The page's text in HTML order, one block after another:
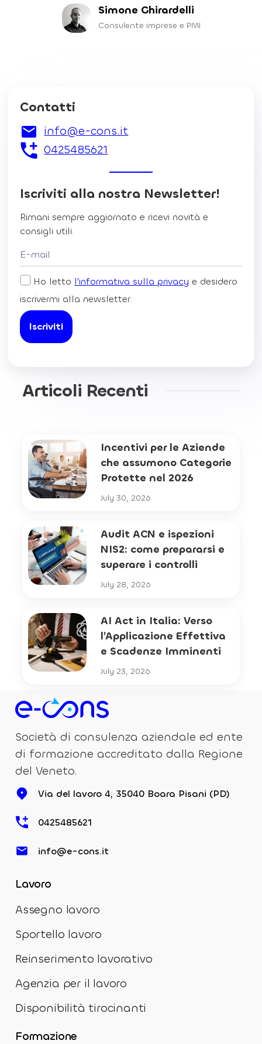
Simone Ghirardelli
Consulente imprese e PMI
Contatti
info@e-cons.it
0425485621
Iscriviti alla nostra Newsletter!
Rimani sempre aggiornato e ricevi novità e
consigli utili.
Ho letto l'informativa sulla privacy e desidero
iscrivermi alla newsletter.
Articoli Recenti
Incentivi per le Aziende
che assumono Categorie
Protette nel 2026
July 30, 2026
Audit ACN e ispezioni
NIS2: come prepararsi e
superare i controlli
July 28, 2026
AI Act in Italia: Verso
l’Applicazione Effettiva
e Scadenze Imminenti
July 23, 2026
Società di consulenza aziendale ed ente
di formazione accreditato dalla Regione
del Veneto.
Via del lavoro 4, 35040 Boara Pisani (PD)
0425485621
info@e-cons.it
Lavoro
Assegno lavoro
Sportello lavoro
Reinserimento lavorativo
Agenzia per il lavoro
Disponibilità tirocinanti
Formazione